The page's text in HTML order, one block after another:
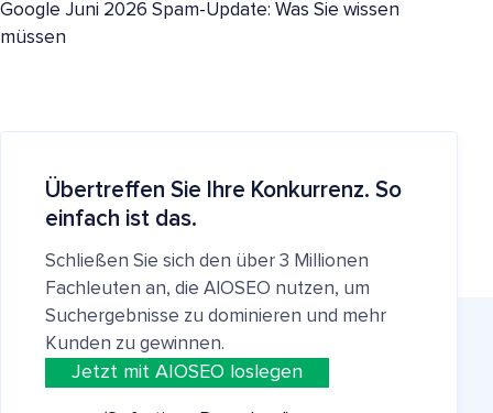
Google Juni 2026 Spam-Update: Was Sie wissen
müssen
Übertreffen Sie Ihre Konkurrenz. So
einfach ist das.
Schließen Sie sich den über 3 Millionen
Fachleuten an, die AIOSEO nutzen, um
Suchergebnisse zu dominieren und mehr
Kunden zu gewinnen.
Jetzt mit AIOSEO loslegen